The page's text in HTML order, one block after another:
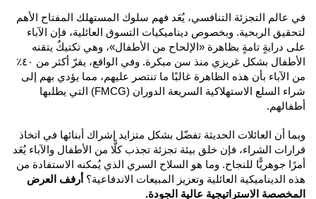
في عالم التجزئة التنافسي، يُعَد فهم سلوك المستهلك المفتاح الأهم
لتحقيق الربحية. وبخصوص ديناميكيات التسوق العائلية، فإن الآباء
على درايةٍ تامةٍ بظاهرة «الإلحاح من الأطفال»، وهي تكتيكٌ يتقنه
الأطفال بشكل غريزي منذ سن مبكرة. وفي الواقع، يقرّ أكثر من ٤٠٪
من الآباء بأن هذه الظاهرة غالبًا ما تنتصر عليهم، مما يؤدي بهم إلى
شراء السلع الاستهلاكية السريعة الدوران (FMCG) التي يطلبها
أطفالهم.
وبما أن العائلات الحديثة تفضّل بشكل متزايد إشراك أبنائها في اتخاذ
قرارات الشراء، فإن خلق بيئة تجزئة تجذب كلًّا من الأطفال والآباء يُعَد
أمرًا جوهريًّا للنجاح. وما هو السلاح السري الذي يُمكنه الاستفادة من
هذه الديناميكية العائلية وتعزيز المبيعات الاندفاعية؟أرفف العرض
المخصصة الاستراتيجية عالية الجودة.